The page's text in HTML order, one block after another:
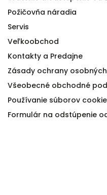
Požičovňa náradia
Servis
Veľkoobchod
Kontakty a Predajne
Zásady ochrany
Všeobecné obchodné
Používanie súborov
Formulár na odstúpenie